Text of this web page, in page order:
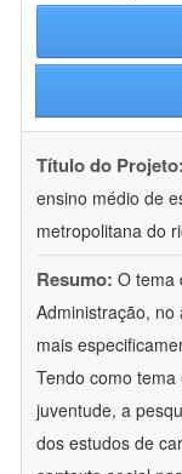
Título do Projeto:
ensino médio de
metropolitana do
Resumo: O tema
Administração,
mais
Tendo como
juventude, a
dos estudos de